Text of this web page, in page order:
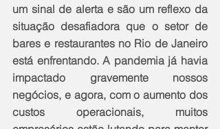
um sinal de alerta e são um reflexo da
situação desafiadora que o setor de
bares e restaurantes no Rio de Janeiro
está enfrentando. A pandemia já havia
impactado gravemente nossos
negócios, e agora, com o aumento dos
custos operacionais, muitos